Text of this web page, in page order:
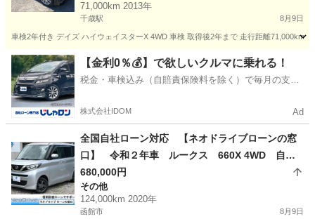
71,000km 2013年
千歳駅 8月9日
車検2年付き デイズ ハイウェイスターX 4WD 車検 取得後2年まで 走行距離71,000km
北海道 千歳市 千歳駅 デイズ
【金利0％💰】で欲しいクルマに乗れる！
税金・車検込み（自賠責保険料を除く）で毎月の支払
株式会社IDOM Ad
全国自社ローン対応 【ネオドライブローンの窓
口】 令和２年車 ルークス 660X 4WD 自社
ローン リース 自社分割 債務整理 自己破産
他社お断りされた方
680,000円
その他
124,000km 2020年
函館市 8月9日